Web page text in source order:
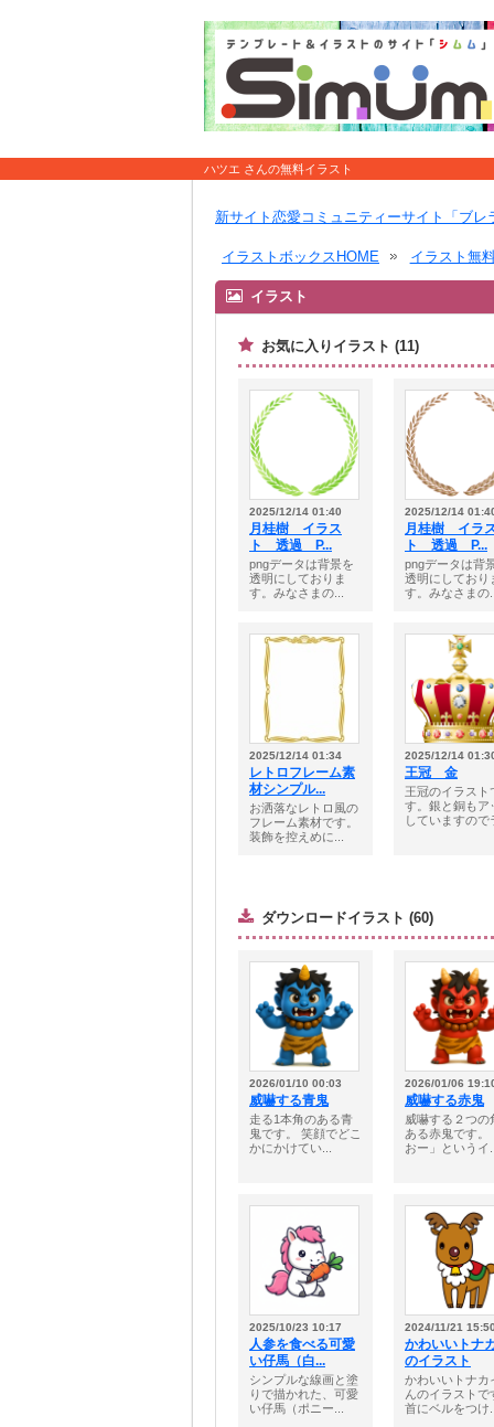
ハツエ さんの無料イラスト
新サイト恋愛コミュニティーサイト「ブレ
イラストボックスHOME イラスト無
イラスト
お気に入りイラスト (11)
2025/12/14 01:40
月桂樹 イラス
ト 透過 P...
pngデータは背景を
透明にしておりま
す。みなさまの...
2025/12/14
月桂樹 イラ
ト 透過 P...
pngデータは背
透明にしており
す。みなさまの
2025/12/14 01:34
レトロフレーム素
材シンプル...
お洒落なレトロ風の
フレーム素材です。
装飾を控えめに...
2025/12/14
王冠 金
王冠のイラスト
す。銀と銅もア
していますので
ダウンロードイラスト (60)
2026/01/10 00:03
威嚇する青鬼
走る1本角のある青
鬼です。 笑顔でどこ
かにかけてい...
2026/01/06
威嚇する赤鬼
威嚇する２つの
ある赤鬼です。
おー」というイ
2025/10/23 10:17
人参を食べる可愛
い仔馬（白...
シンプルな線画と塗
りで描かれた、可愛
い仔馬（ポニー...
2024/11/21
かわいいトナ
のイラスト
かわいいトナカ
んのイラストで
首にベルをつけ